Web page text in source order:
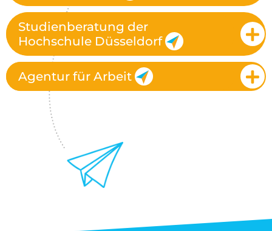
Studienberatung der
Hochschule Düsseldorf
Agentur für Arbeit